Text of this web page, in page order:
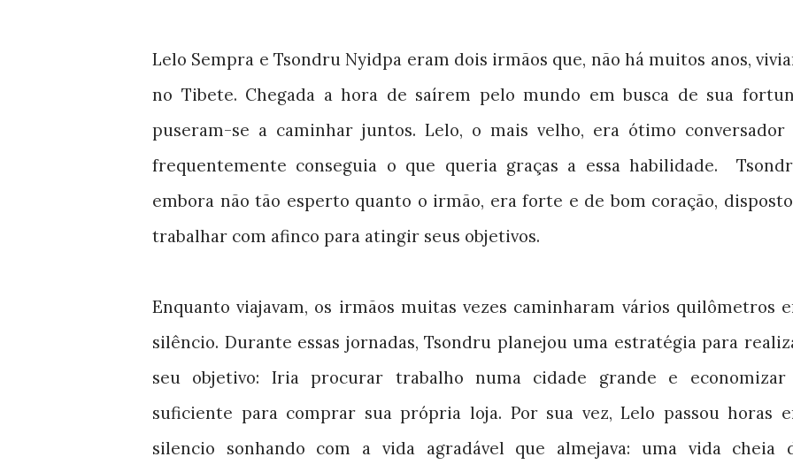
Lelo Sempra e Tsondru Nyidpa eram dois irmãos que, não há muitos anos,
no Tibete. Chegada a hora de saírem pelo mundo em busca de sua
puseram-se a caminhar juntos. Lelo, o mais velho, era ótimo conversador
frequentemente conseguia o que queria graças a essa habilidade.
embora não tão esperto quanto o irmão, era forte e de bom coração,
trabalhar com afinco para atingir seus objetivos.
Enquanto viajavam, os irmãos muitas vezes caminharam vários quilômetros
silêncio. Durante essas jornadas, Tsondru planejou uma estratégia para
seu objetivo: Iria procurar trabalho numa cidade grande e economizar
suficiente para comprar sua própria loja. Por sua vez, Lelo passou horas
silencio sonhando com a vida agradável que almejava: uma vida cheia